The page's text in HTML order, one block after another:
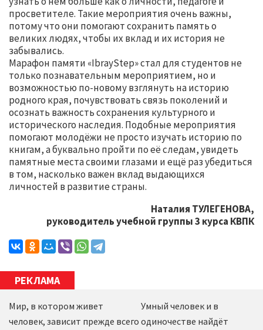
просветителе. Такие мероприятия очень важны,
потому что они помогают сохранить память о
великих людях, чтобы их вклад и их история не
забывались.
Марафон памяти «IbrayStep» стал для студентов не
только познавательным мероприятием, но и
возможностью по-новому взглянуть на историю
родного края, почувствовать связь поколений и
осознать важность сохранения культурного и
исторического наследия. Подобные мероприятия
помогают молодёжи не просто изучать историю по
книгам, а буквально пройти по её следам, увидеть
памятные места своими глазами и ещё раз убедиться
в том, насколько важен вклад выдающихся
личностей в развитие страны.
Наталия ТУЛЕГЕНОВА,
руководитель учебной группы 3 курса КВПК
РЕКЛАМА
Мир, в котором живет
человек, зависит прежде всего
Умный человек и в
одиночестве найдёт